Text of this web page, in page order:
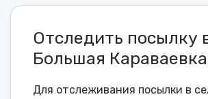
Отследить посылку
Большая Караваевка
Для отслеживания посылки в